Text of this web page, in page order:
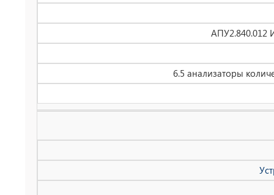
АПУ2.840.012
6.5 анализаторы